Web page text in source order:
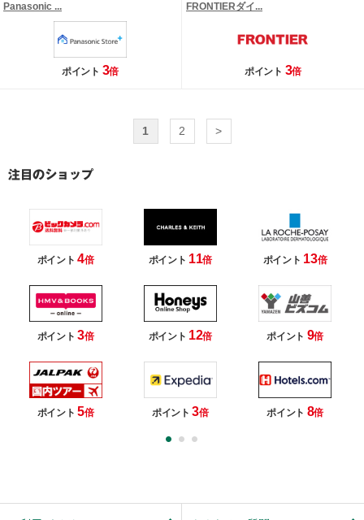
Panasonic ...
ポイント 3倍
FRONTIERダイ...
ポイント 3倍
1 2 >
ポイント4倍 ポイント 11倍 ポイント 13倍
ポイント3倍 ポイント 12倍 ポイント 9倍
ポイント5倍 ポイント3倍 ポイント 8倍